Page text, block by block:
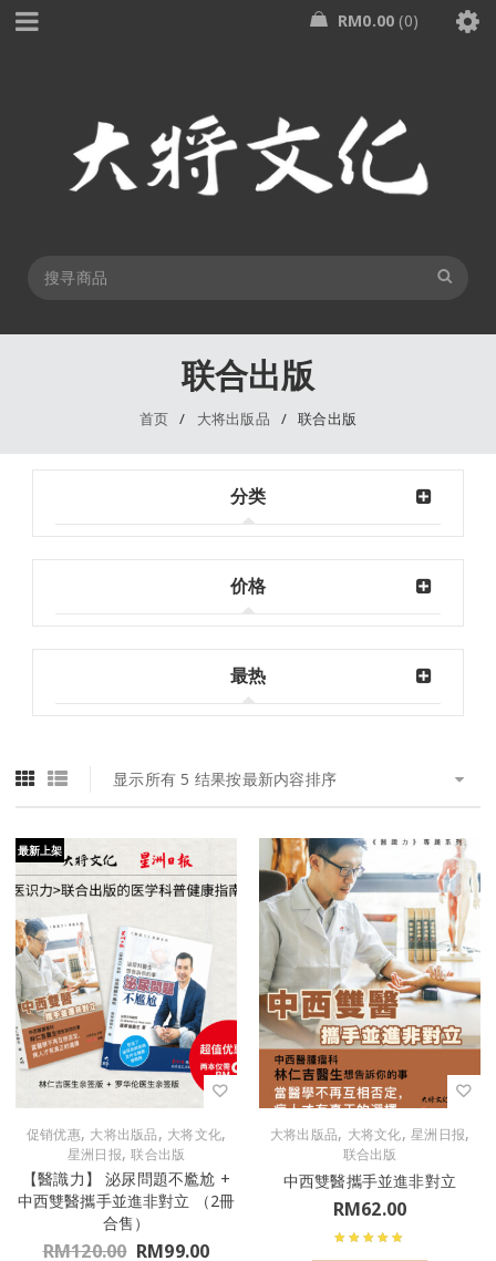
RM0.00 0
联合出版
首页 / 大将出版品 / 联合出版
分类
价格
最热
显示所有 5 结果按最新内容排序
最新上架
促销优惠, 大将出版品, 大将文化,
星洲日报,联合出版
【醫識力】 泌尿問題不尷尬 +
中西雙醫攜手並進非對立 （2冊
合售）
RM120.00 RM99.00
大将出版品, 大将文化, 星洲日报,
联合出版
中西雙醫攜手並進非對立
RM62.00